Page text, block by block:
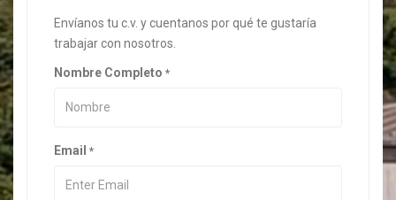
Envíanos tu c.v. y cuentanos por qué te gustaría
trabajar con nosotros.
Nombre Completo *
Email *